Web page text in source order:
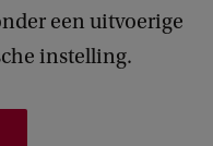
een uitvoerige
instelling.